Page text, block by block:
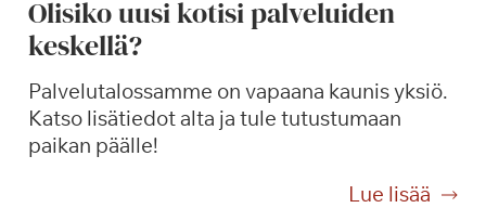
t
!
Olisiko uusi kotisi palveluiden
keskellä?
Palvelutalossamme on vapaana kaunis yksiö.
Katso lisätiedot alta ja tule tutustumaan
paikan päälle!
Lue lisää
O